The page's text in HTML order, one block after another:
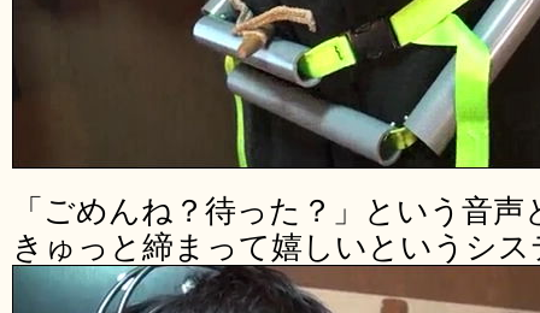
「ごめんね？待った？」という音
きゅっと締まって嬉しいというシ